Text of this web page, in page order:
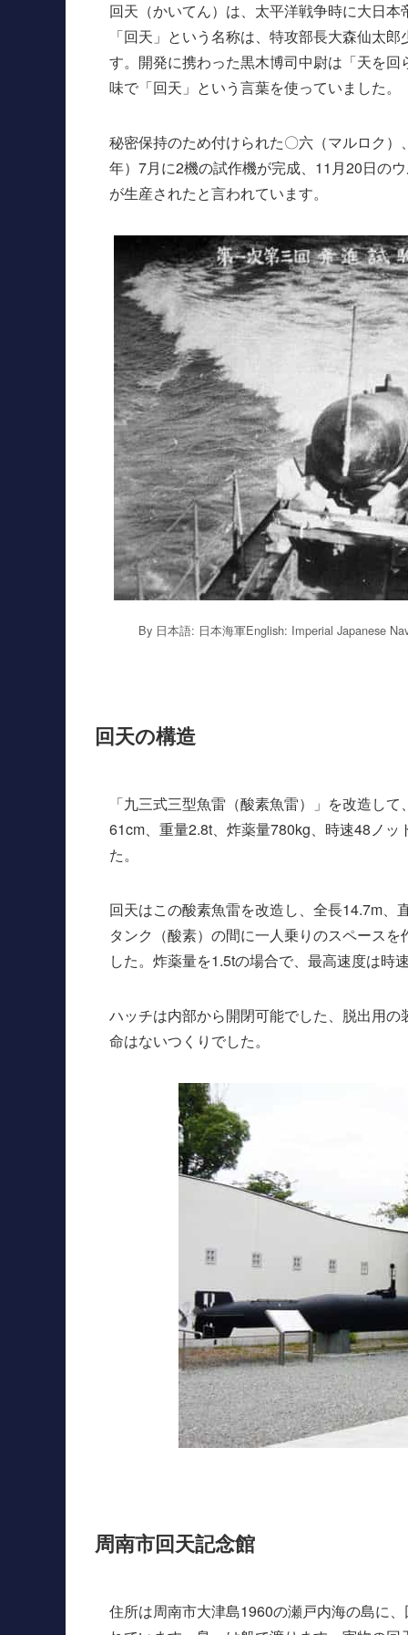
回天（かいてん）は、太平洋戦争時に大日
「回天」という名称は、特攻部長大森仙太
す。開発に携わった黒木博司中尉は「天を
味で「回天」という言葉を使っていました。
秘密保持のため付けられた〇六（マルロク
年）7月に2機の試作機が完成、11月20日の
が生産されたと言われています。
By 日本語: 日本海軍English: Imperial Japanese
回天の構造
「九三式三型魚雷（酸素魚雷）」を改造し
61cm、重量2.8t、炸薬量780kg、時速48ノ
た。
回天はこの酸素魚雷を改造し、全長14.7m
タンク（酸素）の間に一人乗りのスペース
した。炸薬量を1.5tの場合で、最高速度は時
ハッチは内部から開閉可能でした、脱出用
命はないつくりでした。
周南市回天記念館
住所は周南市大津島1960の瀬戸内海の島に